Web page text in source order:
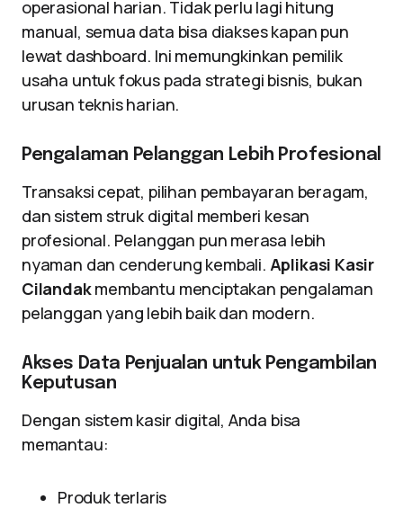
operasional harian. Tidak perlu lagi hitung
manual, semua data bisa diakses kapan pun
lewat dashboard. Ini memungkinkan pemilik
usaha untuk fokus pada strategi bisnis, bukan
urusan teknis harian.
Pengalaman Pelanggan Lebih Profesional
Transaksi cepat, pilihan pembayaran beragam,
dan sistem struk digital memberi kesan
profesional. Pelanggan pun merasa lebih
nyaman dan cenderung kembali. Aplikasi Kasir
Cilandakmembantu menciptakan pengalaman
pelanggan yang lebih baik dan modern.
Akses Data Penjualan untuk Pengambilan
Keputusan
Dengan sistem kasir digital, Anda bisa
memantau:
Produk terlaris